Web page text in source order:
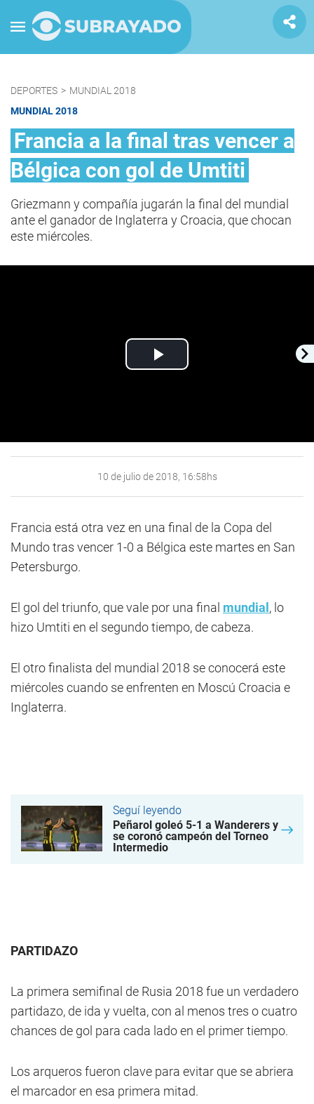
DEPORTES > MUNDIAL 2018
MUNDIAL 2018
Francia a la final tras vencer a
Bélgica con gol de Umtiti
Griezmann y compañía jugarán la final del mundial
ante el ganador de Inglaterra y Croacia, que chocan
este miércoles.
Play
10 de julio de 2018, 16:58hs
Francia está otra vez en una final de la Copa del
Mundo tras vencer 1-0 a Bélgica este martes en San
Petersburgo.
El gol del triunfo, que vale por una final mundial , lo
hizo Umtiti en el segundo tiempo, de cabeza.
El otro finalista del mundial 2018 se conocerá este
miércoles cuando se enfrenten en Moscú Croacia e
Inglaterra.
Seguí leyendo
Peñarol goleó 5-1 a Wanderers y
se coronó campeón del Torneo
Intermedio
PARTIDAZO
La primera semifinal de Rusia 2018 fue un verdadero
partidazo, de ida y vuelta, con al menos tres o cuatro
chances de gol para cada lado en el primer tiempo.
Los arqueros fueron clave para evitar que se abriera
el marcador en esa primera mitad.